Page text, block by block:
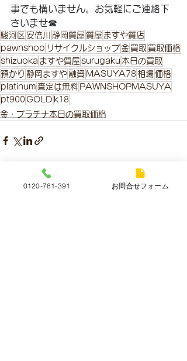
事でも構いません。お気軽にご連絡下
さいませ☎
駿河区 安倍川 静岡質屋 質屋 ますや質店
pawnshop リサイクルショップ 金 買取 買取価格
shizuoka ますや質屋 surugaku 本日の買取
預かり 静岡ますや 融資 MASUYA78相場 価格
platinum 査定は無料 PAWNSHOPMASUYA
pt900GOLD k18
金・プラチナ本日の買取価格
最新記事 すべて表示
0120-781-391 お問合せフォーム